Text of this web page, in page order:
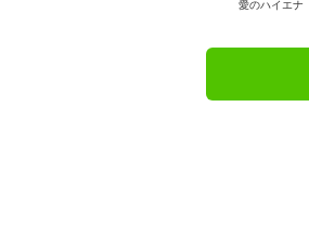
愛のハイエナ